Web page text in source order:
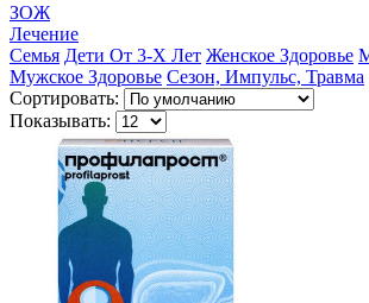
ЗОЖ
Лечение
Семья Дети От 3-Х Лет Женское Здоровье
Мужское Здоровье Сезон, Импульс, Травма
Сортировать:
Показывать: